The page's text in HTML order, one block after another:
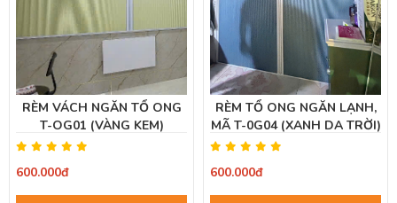
RÈM VÁCH NGĂN TỔ ONG
T-OG01 (VÀNG KEM)
600.000đ
RÈM TỔ ONG NGĂN LẠNH,
MÃ T-0G04 (XANH DA TRỜI)
600.000đ